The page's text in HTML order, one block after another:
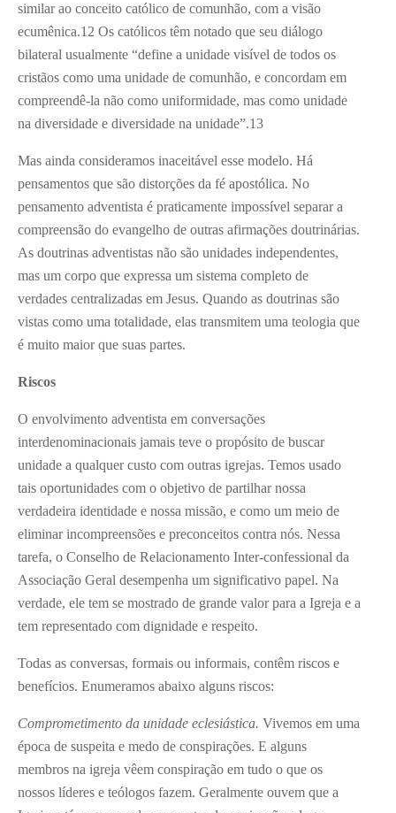
similar ao conceito católico de comunhão, com a visão
ecumênica.12 Os católicos têm notado que seu diálogo
bilateral usualmente “define a unidade visível de todos os
cristãos como uma unidade de comunhão, e concordam em
compreendê-la não como uniformidade, mas como unidade
na diversidade e diversidade na unidade”.13
Mas ainda consideramos inaceitável esse modelo. Há
pensamentos que são distorções da fé apostólica. No
pensamento adventista é praticamente impossível separar a
compreensão do evangelho de outras afirmações doutrinárias.
As doutrinas adventistas não são unidades independentes,
mas um corpo que expressa um sistema completo de
verdades centralizadas em Jesus. Quando as doutrinas são
vistas como uma totalidade, elas transmitem uma teologia que
é muito maior que suas partes.
Riscos
O envolvimento adventista em conversações
interdenominacionais jamais teve o propósito de buscar
unidade a qualquer custo com outras igrejas. Temos usado
tais oportunidades com o objetivo de partilhar nossa
verdadeira identidade e nossa missão, e como um meio de
eliminar incompreensões e preconceitos contra nós. Nessa
tarefa, o Conselho de Relacionamento Inter-confessional da
Associação Geral desempenha um significativo papel. Na
verdade, ele tem se mostrado de grande valor para a Igreja e a
tem representado com dignidade e respeito.
Todas as conversas, formais ou informais, contêm riscos e
benefícios. Enumeramos abaixo alguns riscos:
Comprometimento da unidade eclesiástica. Vivemos em uma
época de suspeita e medo de conspirações. E alguns
membros na igreja vêem conspiração em tudo o que os
nossos líderes e teólogos fazem. Geralmente ouvem que a